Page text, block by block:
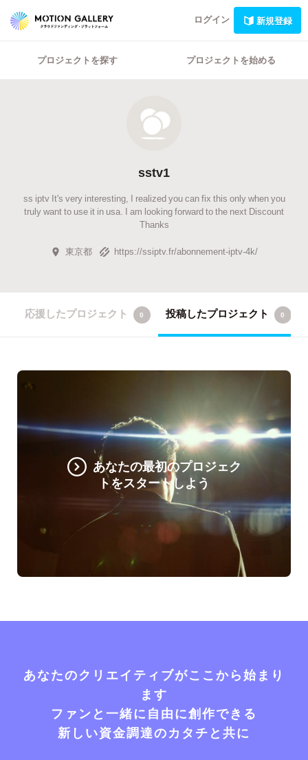
ログイン 新規登録
プロジェクトを探す プロジェクトを始める
sstv1
ss iptv It's very interesting, I realized you can fix this only when you
truly want to use it in usa. I am looking forward to the next Discount
Thanks
東京都 https://ssiptv.fr/abonnement-iptv-4k/
応援したプロジェクト 0 投稿したプロジェクト 0
あなたの最初のプロジェク
トをスタートしよう
あなたのクリエイティブがここから始まり
ます
ファンと一緒に自由に創作できる
新しい資金調達のカタチと共に